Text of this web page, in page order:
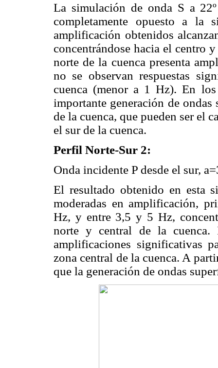
La simulación de onda S a
completamente opuesto a la
amplificación obtenidos
concentrándose hacia el centro
norte de la cuenca presenta
no se observan respuestas
cuenca (menor a 1 Hz). En los
importante generación de
de la cuenca, que pueden ser el
el sur de la cuenca.
Perfil Norte-Sur 2:
Onda incidente P desde el sur,
El resultado obtenido en esta
moderadas en amplificación,
Hz, y entre 3,5 y 5 Hz,
norte y central de la cuenca.
amplificaciones significativas
zona central de la cuenca. A
que la generación de ondas